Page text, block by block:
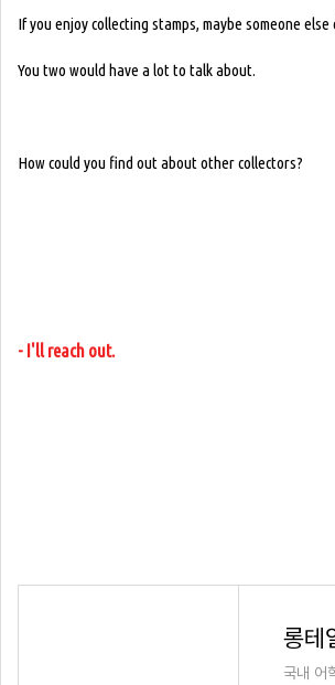
If you enjoy collecting stamps, maybe someone else
You two would have a lot to talk about.
How could you find out about other collectors?
- I'll reach out.
롱테
국내 어